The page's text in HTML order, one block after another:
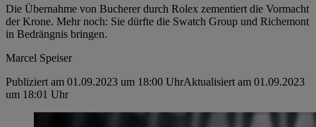
Die Übernahme von Bucherer durch Rolex zementiert die Vormacht
der Krone. Mehr noch: Sie dürfte die Swatch Group und Richemont
in Bedrängnis bringen.
Marcel Speiser
Publiziert am 01.09.2023 um 18:00 UhrAktualisiert am 01.09.2023
um 18:01 Uhr